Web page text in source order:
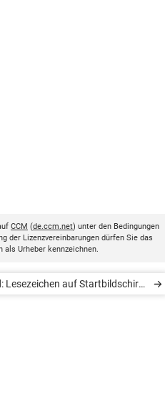
CCM (de.ccm.net) unter den Bedingungen
der Lizenzvereinbarungen dürfen Sie das
als Urheber kennzeichnen.
Lesezeichen auf Startbildschirm